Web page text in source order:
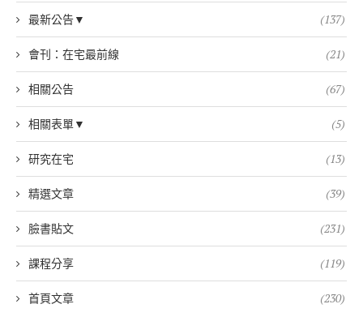
最新公告▼ (137)
會刊：在宅最前線 (21)
相關公告 (67)
相關表單▼ (5)
研究在宅 (13)
精選文章 (39)
臉書貼文 (231)
課程分享 (119)
首頁文章 (230)